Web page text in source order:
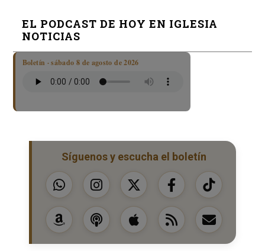
EL PODCAST DE HOY EN IGLESIA
NOTICIAS
Boletín · sábado 8 de agosto de 2026
Síguenos y escucha el boletín